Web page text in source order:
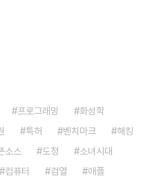
프로그래밍
화성학
특허 벤치마크
해킹
소스 도청
소녀시대
컴퓨터 검열
애플